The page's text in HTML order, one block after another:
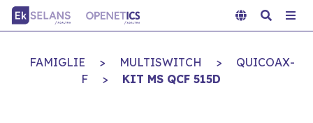
FAMIGLIE > MULTISWITCH >
QUICOAX-
F
> KIT MS QCF 515D